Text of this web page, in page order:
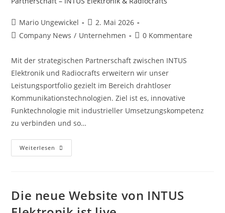
Mario Ungewickel
2. Mai 2026
Company News / Unternehmen 0 Kommentare
Mit der strategischen Partnerschaft zwischen INTUS
Elektronik und Radiocrafts erweitern wir unser
Leistungsportfolio gezielt im Bereich drahtloser
Kommunikationstechnologien. Ziel ist es, innovative
Funktechnologie mit industrieller Umsetzungskompetenz
zu verbinden und so…
Weiterlesen
Die neue Website von INTUS